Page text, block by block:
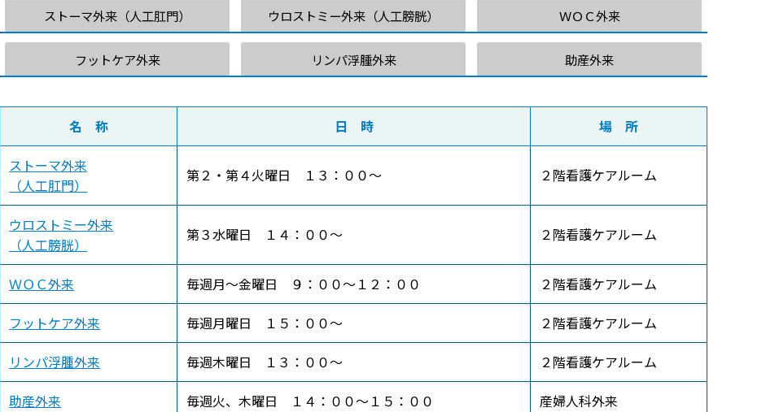
ストーマ外来（人工肛門） ウロストミー外来（人工膀胱） ＷＯＣ外来
フットケア外来 リンパ浮腫外来 助産外来
名 称 日 時
場 所
ストーマ外来
（人工肛門）
第２・第４火曜日 １３：００～ ２階看護ケアルーム
ウロストミー外来
（人工膀胱）
第３水曜日 １４：００～ ２階看護ケアルーム
ＷＯＣ外来 毎週月～金曜日 ９：００～１２：００
２階看護ケアルーム
フットケア外来
毎週月曜日 １５：００～
２階看護ケアルーム
リンパ浮腫外来
毎週木曜日 １３：００～
２階看護ケアルーム
助産外来
毎週火、木曜日 １４：００～１５：００
産婦人科外来